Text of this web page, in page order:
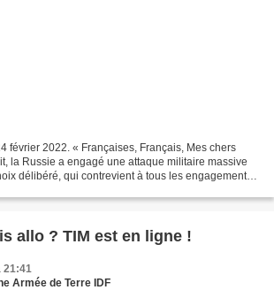
février 2022. « Françaises, Français, Mes chers
la Russie a engagé une attaque militaire massive
délibéré, qui contrevient à tous les engagements
allo ? TIM est en ligne !
21:41
Armée de Terre IDF